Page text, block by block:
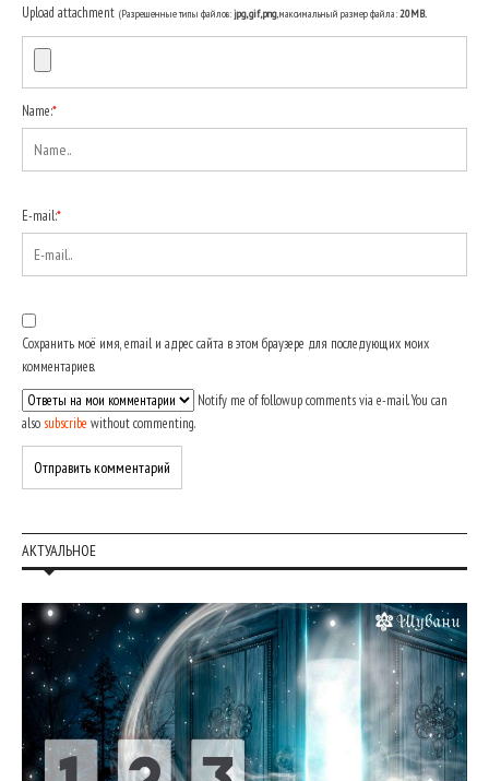
Upload attachment (Разрешенные типы файлов:jpg, gif, png, максимальный размер файла:20MB.
Name:*
E-mail:*
Сохранить моё имя, email и адрес сайта в этом браузере для последующих моих
комментариев.
Notify me of followup comments via e-mail. You can
also subscribe without commenting.
АКТУАЛЬНОЕ